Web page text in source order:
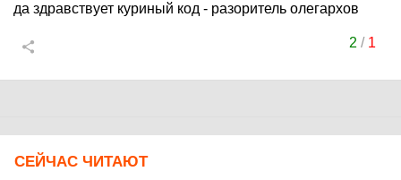
да здравствует куриный код - разоритель олегархов
2 / 1
СЕЙЧАС ЧИТАЮТ